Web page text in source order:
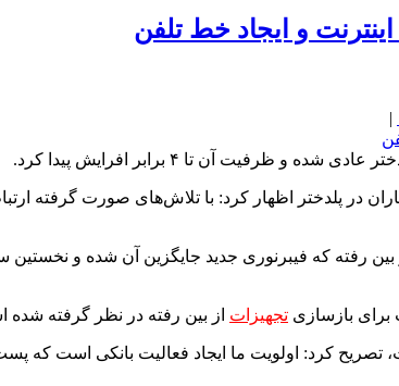
و ایجاد خط تلفن
|
آن تا ۴ برابر افرایش پیدا کرد.
در پلدختر اظهار کرد: با تلاش‌های صورت گرفته
رفته که فیبرنوری جدید جایگزین آن شده و نخستین
برای بازسازی تجهیزات از بین رفته در نظر گرفته